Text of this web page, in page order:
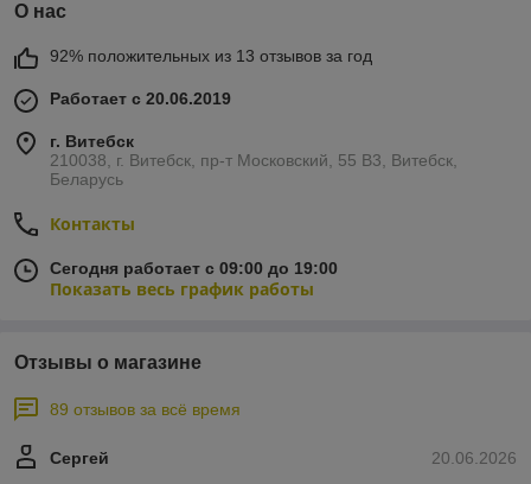
О нас
92% положительных из 13 отзывов за год
Работает с 20.06.2019
г. Витебск
210038, г. Витебск, пр-т Московский, 55 B3, Витебск,
Беларусь
Контакты
Сегодня работает с 09:00 до 19:00
Показать весь график работы
Отзывы о магазине
89 отзывов за всё время
20.06.2026
Сергей